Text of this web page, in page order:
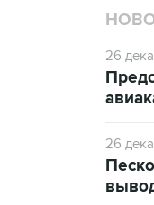
26
26